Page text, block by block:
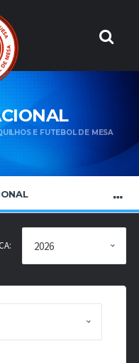
E FUTEBOL DE MESA